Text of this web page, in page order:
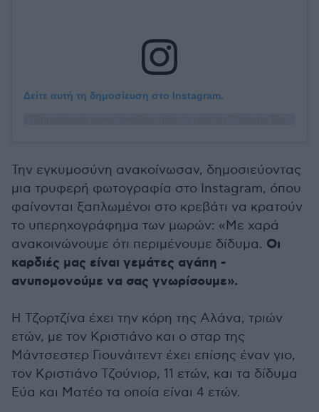
Δείτε αυτή τη δημοσίευση στο Instagram.
Την εγκυμοσύνη ανακοίνωσαν, δημοσιεύοντας
μια τρυφερή φωτογραφία στο Instagram, όπου
φαίνονται ξαπλωμένοι στο κρεβάτι να κρατούν
το υπερηχογράφημα των μωρών: «Με χαρά
ανακοινώνουμε ότι περιμένουμε δίδυμα. Οι
καρδιές μας είναι γεμάτες αγάπη -
ανυπομονούμε να σας γνωρίσουμε».
Η Τζορτζίνα έχει την κόρη της Αλάνα, τριών
ετών, με τον Κριστιάνο και ο σταρ της
Μάντσεστερ Γιουνάιτεντ έχει επίσης έναν γιο,
τον Κριστιάνο Τζούνιορ, 11 ετών, και τα δίδυμα
Εύα και Ματέο τα οποία είναι 4 ετών.